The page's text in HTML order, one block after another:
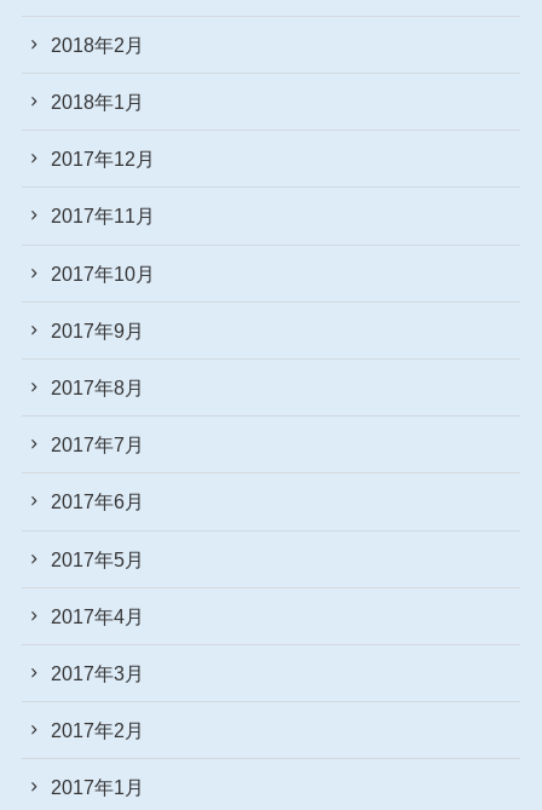
2018年2月
2018年1月
2017年12月
2017年11月
2017年10月
2017年9月
2017年8月
2017年7月
2017年6月
2017年5月
2017年4月
2017年3月
2017年2月
2017年1月